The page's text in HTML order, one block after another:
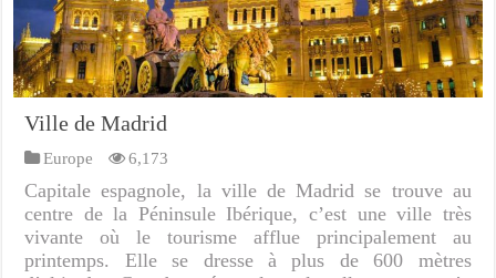
Ville de Madrid
Europe 6,173
Capitale espagnole, la ville de Madrid se trouve au
centre de la Péninsule Ibérique, c’est une ville très
vivante où le tourisme afflue principalement au
printemps. Elle se dresse à plus de 600 mètres